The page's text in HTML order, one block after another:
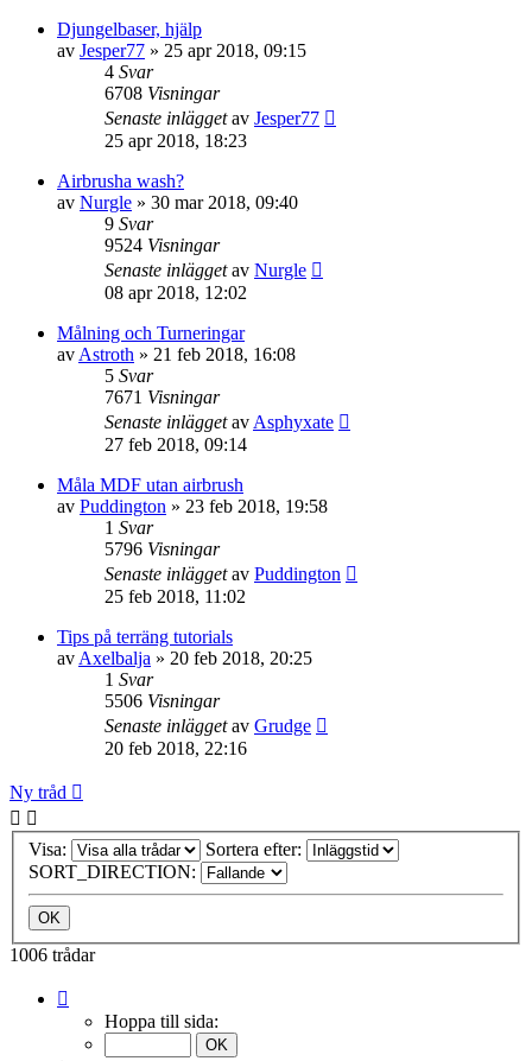
Djungelbaser, hjälp
av Jesper77 » 25 apr 2018, 09:15
4 Svar
6708 Visningar
Senaste inläggetav Jesper77
25 apr 2018, 18:23
Airbrusha wash?
av Nurgle » 30 mar 2018, 09:40
9 Svar
9524 Visningar
Senaste inläggetav Nurgle
08 apr 2018, 12:02
Målning och Turneringar
av Astroth » 21 feb 2018, 16:08
5 Svar
7671 Visningar
Senaste inläggetav Asphyxate
27 feb 2018, 09:14
Måla MDF utan airbrush
av Puddington » 23 feb 2018, 19:58
1 Svar
5796 Visningar
Senaste inläggetav Puddington
25 feb 2018, 11:02
Tips på terräng tutorials
av Axelbalja » 20 feb 2018, 20:25
1 Svar
5506 Visningar
Senaste inläggetav Grudge
20 feb 2018, 22:16
Ny tråd
Visa:
Sortera efter:
SORT_DIRECTION:
1006 trådar
Hoppa till sida: